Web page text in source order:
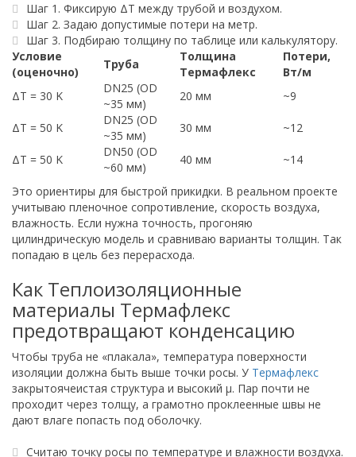
Шаг 1. Фиксирую ΔT между трубой и воздухом.
Шаг 2. Задаю допустимые потери на метр.
Шаг 3. Подбираю толщину по таблице или калькулятору.
Условие
(оценочно)
Труба
Толщина
Термафлекс
Потери,
Вт/м
ΔT = 30 K
DN25 (OD
~35 мм)
20 мм ~9
ΔT = 50 K
DN25 (OD
~35 мм)
30 мм ~12
ΔT = 50 K
DN50 (OD
~60 мм)
40 мм ~14
Это ориентиры для быстрой прикидки. В реальном проекте
учитываю пленочное сопротивление, скорость воздуха,
влажность. Если нужна точность, прогоняю
цилиндрическую модель и сравниваю варианты толщин. Так
попадаю в цель без перерасхода.
Как Теплоизоляционные
материалы Термафлекс
предотвращают конденсацию
Чтобы труба не «плакала», температура поверхности
изоляции должна быть выше точки росы. У Термафлекс
закрытоячеистая структура и высокий μ. Пар почти не
проходит через толщу, а грамотно проклеенные швы не
дают влаге попасть под оболочку.
Считаю точку росы по температуре и влажности воздуха.